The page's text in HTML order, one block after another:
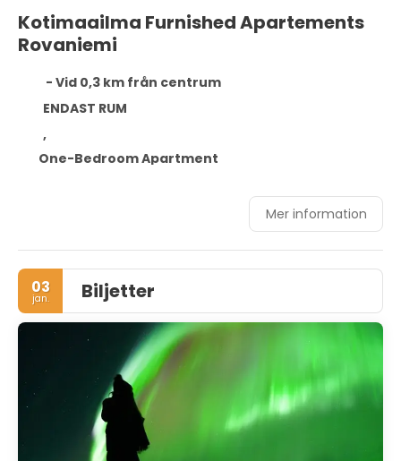
Kotimaailma Furnished Apartements
Rovaniemi
- Vid 0,3 km från centrum
ENDAST RUM
,
One-Bedroom Apartment
Mer information
03
jan. Biljetter